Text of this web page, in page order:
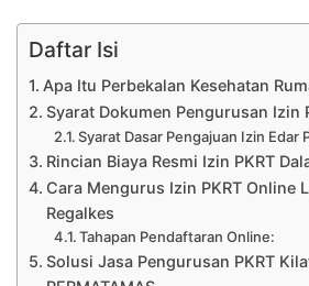
Daftar Isi
Apa Itu Perbekalan Kesehatan
Syarat Dokumen Pengurusan Izin
Syarat Dasar Pengajuan Izin Edar
Rincian Biaya Resmi Izin PKRT
Cara Mengurus Izin PKRT Online
Regalkes
Tahapan Pendaftaran Online:
Solusi Jasa Pengurusan PKRT